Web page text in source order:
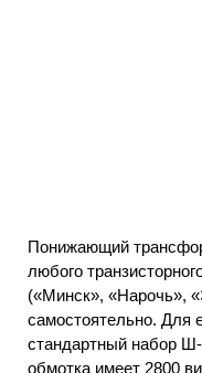
Понижающий
любого
(«Минск», «Нарочь»,
самостоятельно. Для
стандартный набор
обмотка имеет 2800